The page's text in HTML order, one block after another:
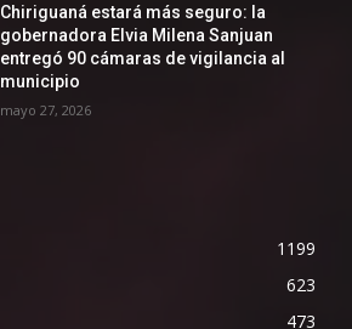
Chiriguaná estará más seguro: la
gobernadora Elvia Milena Sanjuan
entregó 90 cámaras de vigilancia al
municipio
mayo 27, 2026
1199
623
473